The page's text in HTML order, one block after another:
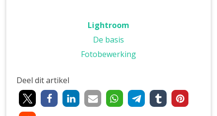
Lightroom
De basis
Fotobewerking
Deel dit artikel